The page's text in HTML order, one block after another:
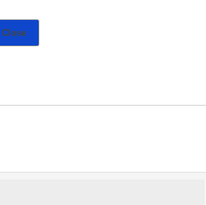
Close